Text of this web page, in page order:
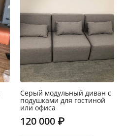
Серый модульный диван с
подушками для гостиной
или офиса
120 000 ₽